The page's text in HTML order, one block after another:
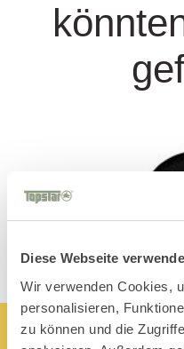
Diese Webseite
Wir verwenden Cookies,
personalisieren,
zu können und die